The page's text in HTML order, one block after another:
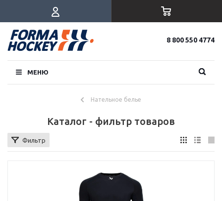
8 800 550 4774
МЕНЮ
Нательное белье
Каталог - фильтр товаров
Фильтр